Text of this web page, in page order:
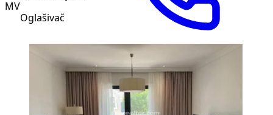
MV
Oglašivač